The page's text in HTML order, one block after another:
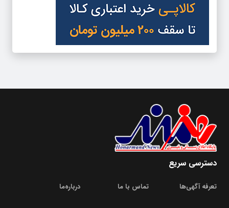
دسترسی سریع
تعرفه آگهی‌ها تماس با ما درباره‌‌ما